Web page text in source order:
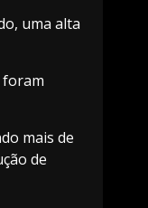
uma alta
foram
mais de
de